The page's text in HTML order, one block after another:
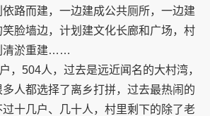
路而建，一边建成公共厕所，一边建
脸墙边，计划建文化长廊和广场，村
清淤重建……
，504人，过去是远近闻名的大村湾，
人都选择了离乡打拼，过去最热闹的
十几户、几十人，村里剩下的除了老